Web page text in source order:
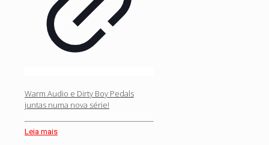
Warm Audio e Dirty Boy Pedals
juntas numa nova série!
Leia mais